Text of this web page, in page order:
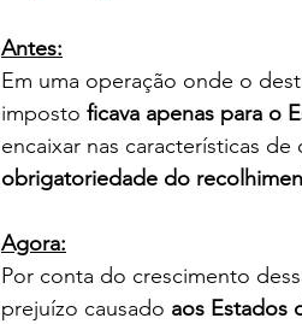
Antes:
Em uma operação onde o
imposto ficava apenas para o
encaixar nas características
obrigatoriedade do
Agora:
Por conta do crescimento
prejuízo causado aos Estados